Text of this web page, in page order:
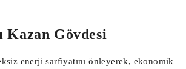
Kazan Gövdesi
enerji sarfiyatını önleyerek, ekonomik